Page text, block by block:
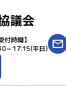
議会
付時間】
～17:15(平日)